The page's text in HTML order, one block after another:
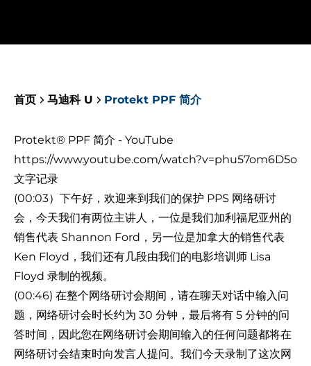
首页 马迪科 U Protekt PPF 简介
Protekt® PPF 简介 - YouTube
https://www.youtube.com/watch?v=phu57om6D5o
文字记录
(00:03）下午好，欢迎来到我们的保护 PPS 网络研讨
会，今天我们有两位主讲人，一位是我们加利福尼亚州的
销售代表 Shannon Ford，另一位是加拿大的销售代表
Ken Floyd，我们还有几段由我们的电影培训师 Lisa
Floyd 录制的视频。
(00:46) 在整个网络研讨会期间，请在聊天对话中输入问
题，网络研讨会时长约为 30 分钟，最后将有 5 分钟的问
答时间，因此您在网络研讨会期间输入的任何问题都将在
网络研讨会结束时向发言人提问。我们今天录制了这次网